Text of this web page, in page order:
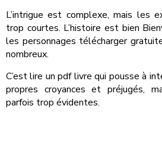
L’intrigue est complexe, mais les
trop courtes. L’histoire est bien
les personnages télécharger
nombreux.
C’est lire un pdf livre qui pousse à
propres croyances et préjugés,
parfois trop évidentes.